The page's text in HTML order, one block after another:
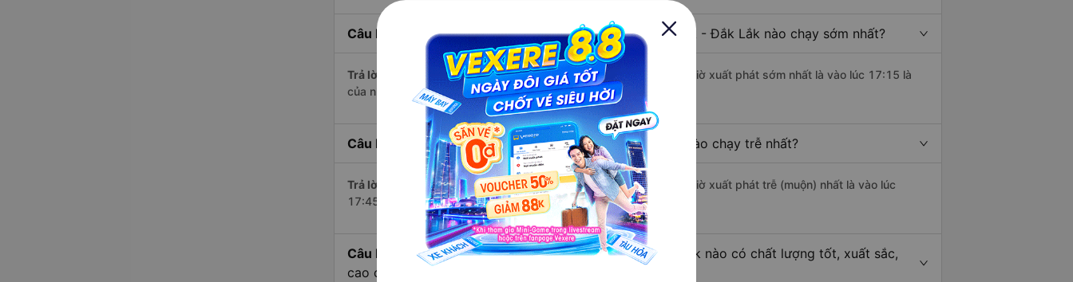
Câu hỏi: Nhà xe Giường nằm đi Bình Tân - Sài Gòn từ Lắk - Đắk Lắk nào chạy sớm nhất?
Trả lời: Chuyến Giường nằm Lắk - Đắk Lắk Bình Tân - Sài Gòn
có giờ xuất phát sớm nhất là vào lúc 17:15 là
của nhà xe Nguyên Dịu.
Câu hỏi: Nhà xe đi Bình Tân - Sài Gòn từ Lắk - Đắk Lắk nào chạy trễ nhất?
Trả lời: ChuyếnGiường nằm Lắk - Đắk Lắk Bình Tân - Sài Gòn
có giờ xuất phát trễ (muộn) nhất là vào lúc
17:45 là của nhà xe Nguyên Dịu.
Câu hỏi:
Review xe đi Bình Tân - Sài Gòn từ Lắk - Đắk Lắk nào có chất lượng tốt, xuất sắc,
cao cấp nhất?